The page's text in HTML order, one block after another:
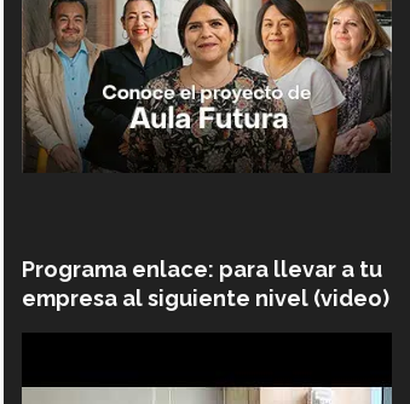
Programa enlace: para llevar a tu
empresa al siguiente nivel (video)